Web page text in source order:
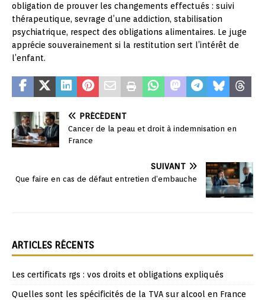
obligation de prouver les changements effectués : suivi
thérapeutique, sevrage d’une addiction, stabilisation
psychiatrique, respect des obligations alimentaires. Le juge
apprécie souverainement si la restitution sert l’intérêt de
l’enfant.
PRÉCÉDENT
Cancer de la peau et droit à indemnisation en
France
SUIVANT
Que faire en cas de défaut entretien d’embauche
ARTICLES RÉCENTS
Les certificats rgs : vos droits et obligations expliqués
Quelles sont les spécificités de la TVA sur alcool en France